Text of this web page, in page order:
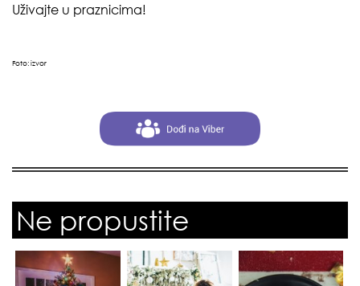
Uživajte u praznicima!
Foto:izvor
Ne propustite